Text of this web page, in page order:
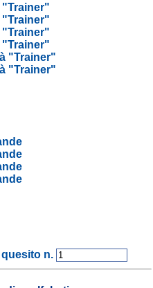
"Trainer"
"Trainer"
"Trainer"
"Trainer"
"Trainer"
"Trainer"
n.